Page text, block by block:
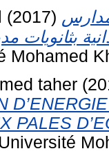
(2017)
Mohamed
taher
PALES